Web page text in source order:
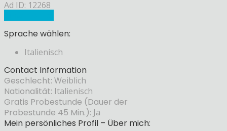
Ad ID: 12268
Sprache wählen:
Italienisch
Contact Information
Geschlecht: Weiblich
Nationalität: Italienisch
Gratis Probestunde (Dauer der
Probestunde 45 Min.): Ja
Mein persönliches Profil – Über mich: